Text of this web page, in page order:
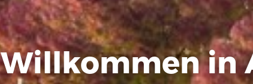
Willkommen in